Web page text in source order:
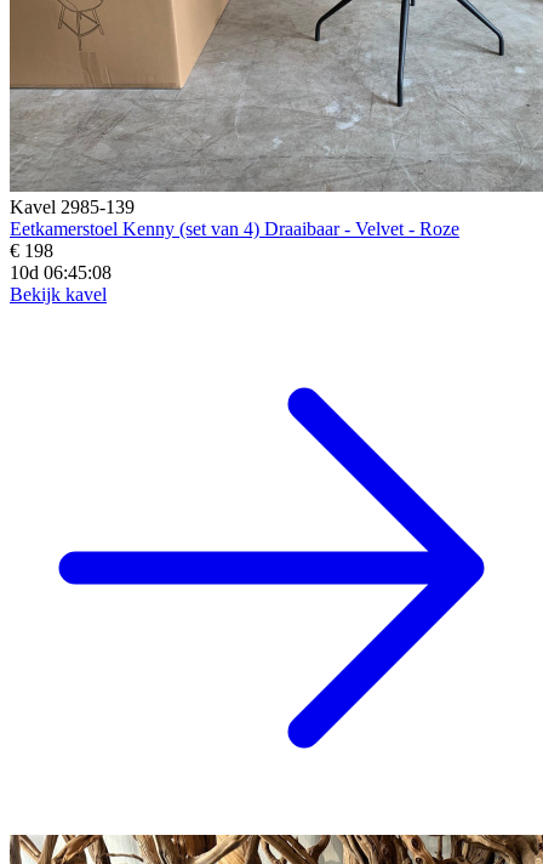
Kavel 2985-139
Eetkamerstoel Kenny (set van 4) Draaibaar - Velvet - Roze
€ 198
10d 06:45:07
Bekijk kavel